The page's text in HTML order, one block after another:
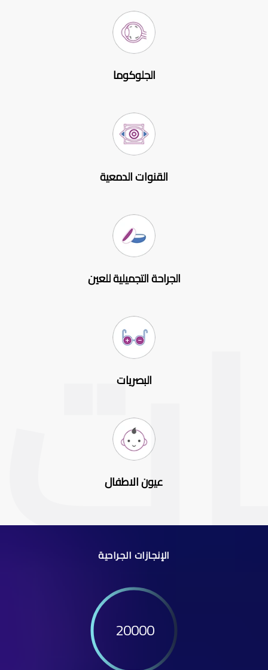
الجلوكوما
القنوات الدمعية
الجراحة التجميلية للعين
البصريات
عيون الاطفال
الإنجازات الجراحية
20000